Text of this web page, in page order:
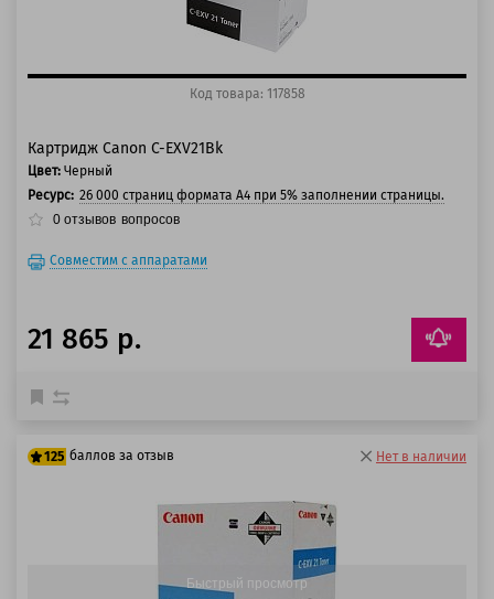
Код товара: 117858
Картридж Canon C-EXV21Bk
Цвет: Черный
Ресурс: 26 000 страниц формата А4 при 5% заполнении страницы.
0 отзывов вопросов
Совместим с аппаратами
21 865 р.
125 баллов за отзыв Нет в наличии
Быстрый просмотр